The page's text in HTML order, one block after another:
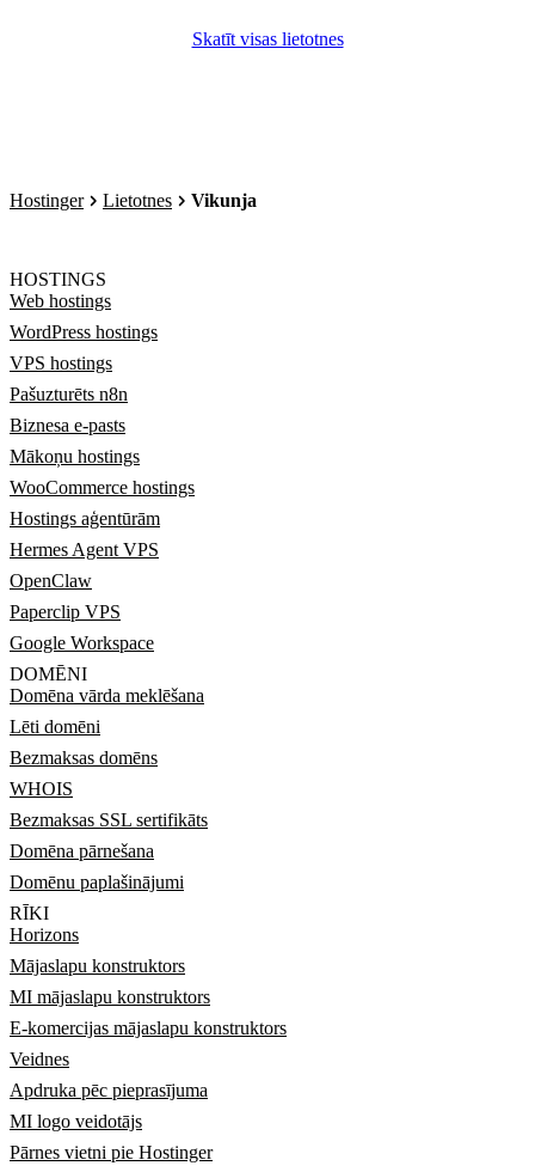
Skatīt visas lietotnes
Hostinger Lietotnes Vikunja
HOSTINGS
Web hostings
WordPress hostings
VPS hostings
Pašuzturēts n8n
Biznesa e-pasts
Mākoņu hostings
WooCommerce hostings
Hostings aģentūrām
Hermes Agent VPS
OpenClaw
Paperclip VPS
Google Workspace
DOMĒNI
Domēna vārda meklēšana
Lēti domēni
Bezmaksas domēns
WHOIS
Bezmaksas SSL sertifikāts
Domēna pārnešana
Domēnu paplašinājumi
RĪKI
Horizons
Mājaslapu konstruktors
MI mājaslapu konstruktors
E-komercijas mājaslapu konstruktors
Veidnes
Apdruka pēc pieprasījuma
MI logo veidotājs
Pārnes vietni pie Hostinger